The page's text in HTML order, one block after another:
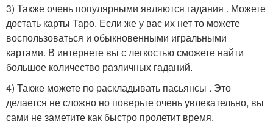
3) Также очень популярными являются гадания . Можете
достать карты Таро. Если же у вас их нет то можете
воспользоваться и обыкновенными игральными
картами. В интернете вы с легкостью сможете найти
большое количество различных гаданий.
4) Также можете по раскладывать пасьянсы . Это
делается не сложно но поверьте очень увлекательно, вы
сами не заметите как быстро пролетит время.